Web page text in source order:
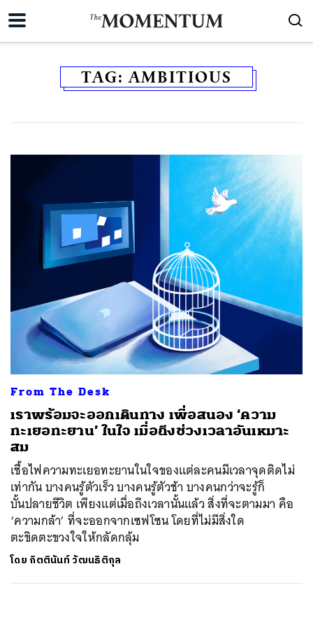
TAG:AMBITIOUS
From The Desk
เราพร้อมจะออกเดินทาง เพื่อสนอง ‘ความ
ทะเยอทะยาน’ ในใจ เมื่อถึงช่วงเวลาอันเหมาะ
สม
เชื้อไฟความทะเยอทะยานในใจของแต่ละคนมีเวลาจุดติดไม่
เท่ากัน บางคนรู้ตัวเร็ว บางคนรู้ตัวช้า บางคนกว่าจะรู้ก็
บั้นปลายชีวิต เพียงแต่เมื่อถึงเวลานั้นแล้ว สิ่งที่จะตามมา คือ
‘ความกล้า’ ที่จะออกจากเซฟโซน โดยที่ไม่มีสิ่งใด
ตะขิดตะขวงใจให้กลัดกลุ้ม
โดย กิตตินันท์ วัฒนธิติกุล
SHARE